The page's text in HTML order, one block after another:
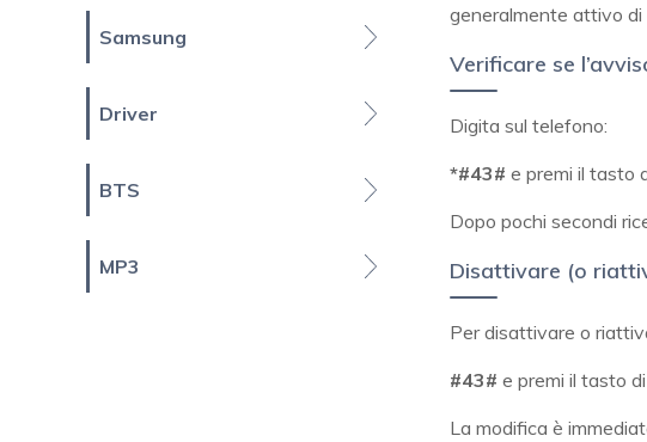
Samsung
Driver
BTS
MP3
generalmente attivo di
Verificare se
Digita sul telefono:
*#43# e premi il tasto
Dopo pochi secondi
Disattivare (o
Per disattivare o
#43# e premi il tasto
La modifica è